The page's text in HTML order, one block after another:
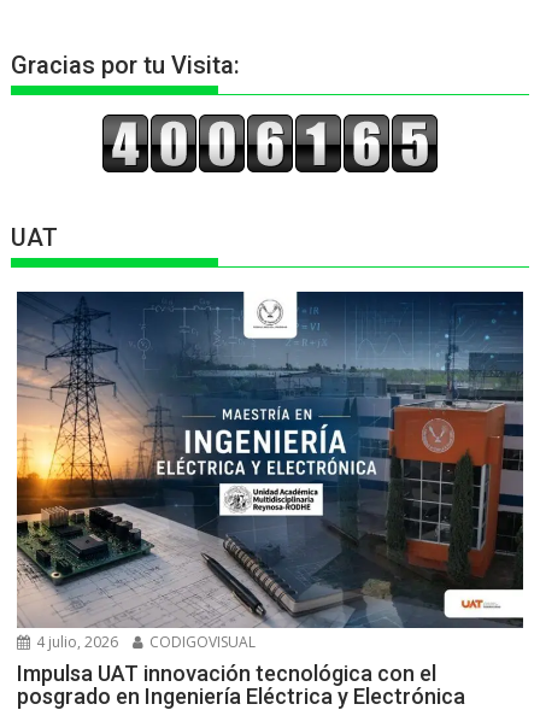
Gracias por tu Visita:
UAT
4 julio, 2026 CODIGOVISUAL
Impulsa UAT innovación tecnológica con el
posgrado en Ingeniería Eléctrica y Electrónica